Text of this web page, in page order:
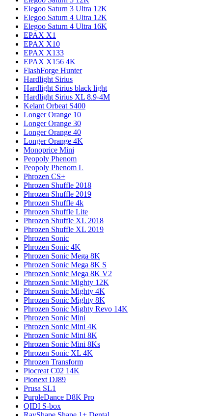
Elegoo Saturn 3 Ultra 12K
Elegoo Saturn 4 Ultra 12K
Elegoo Saturn 4 Ultra 16K
EPAX X1
EPAX X10
EPAX X133
EPAX X156 4K
FlashForge Hunter
Hardlight Sirius
Hardlight Sirius black light
Hardlight Sirius XL 8.9-4M
Kelant Orbeat S400
Longer Orange 10
Longer Orange 30
Longer Orange 40
Longer Orange 4K
Monoprice Mini
Peopoly Phenom
Peopoly Phenom L
Phrozen CS+
Phrozen Shuffle 2018
Phrozen Shuffle 2019
Phrozen Shuffle 4k
Phrozen Shuffle Lite
Phrozen Shuffle XL 2018
Phrozen Shuffle XL 2019
Phrozen Sonic
Phrozen Sonic 4K
Phrozen Sonic Mega 8K
Phrozen Sonic Mega 8K S
Phrozen Sonic Mega 8K V2
Phrozen Sonic Mighty 12K
Phrozen Sonic Mighty 4K
Phrozen Sonic Mighty 8K
Phrozen Sonic Mighty Revo 14K
Phrozen Sonic Mini
Phrozen Sonic Mini 4K
Phrozen Sonic Mini 8K
Phrozen Sonic Mini 8Ks
Phrozen Sonic XL 4K
Phrozen Transform
Piocreat C02 14K
Pionext DJ89
Prusa SL1
PurpleDance D8K Pro
QIDI S-box